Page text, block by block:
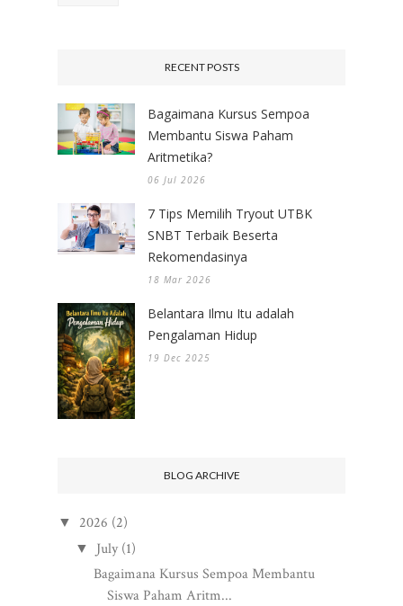
RECENT POSTS
Bagaimana Kursus Sempoa
Membantu Siswa Paham
Aritmetika?
06 Jul 2026
7 Tips Memilih Tryout UTBK
SNBT Terbaik Beserta
Rekomendasinya
18 Mar 2026
Belantara Ilmu Itu adalah
Pengalaman Hidup
19 Dec 2025
BLOG ARCHIVE
▼ 2026 (2)
▼ July (1)
Bagaimana Kursus Sempoa Membantu
Siswa Paham Aritm...